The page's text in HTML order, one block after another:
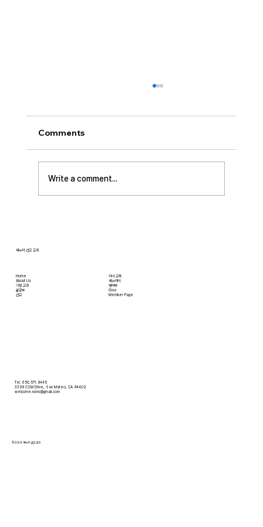
오늘날 성도로서 올바른 신앙생활을 하는 데 걸
림돌이 되는 세 가지가 있습니다. 첫째는 안일주
의입니다. 산업혁명 이후 급속도로 발전한 물질
문명은 우리의 삶을 매우 편리하게 만들어 주었
Comments
Write a comment...
Home
About Us
​가정 교회
​삶공부
​선교
자녀 교육
새누리터
영어부
Give
Member Page
Tel. 650.571.9445
3399 CSM Drive, San Mateo, CA 94402
welcome.ncmc@gmail.com
© 2026 새누리 선교 교회
새누리 선교 교회